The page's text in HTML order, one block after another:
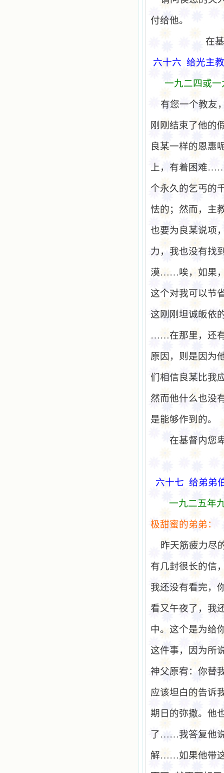
付给他。
在
六十六 给光主教
一九二四或
有您一个教友
刚刚结束了他的
良某一样的恩惠
上，有着困难
个永久的乞丐的
怯的；然而，主
也要为良某说项
力，我也没有找
漠……唉，如果，
这个对我可以节
这刚刚坦诚皈依
……在那里，还有
原因，则是因为
们相信良某比我
然而他什么也没
是能够作到的。
在基督内您
六十七 给弟弟
一九二五年
极甜蜜的弟弟：
昨天筋疲力尽
有几封很长的信
我还没有看完，
看又午夜了，我
中。这个是为给
这件事，因为所
神父原宥：你替
应该坦白的告诉
期日的弥撒。他
了……我答复他
解……如果他带这